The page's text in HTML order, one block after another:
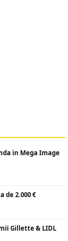
in Mega Image
de 2.000 €
Gillette & LIDL